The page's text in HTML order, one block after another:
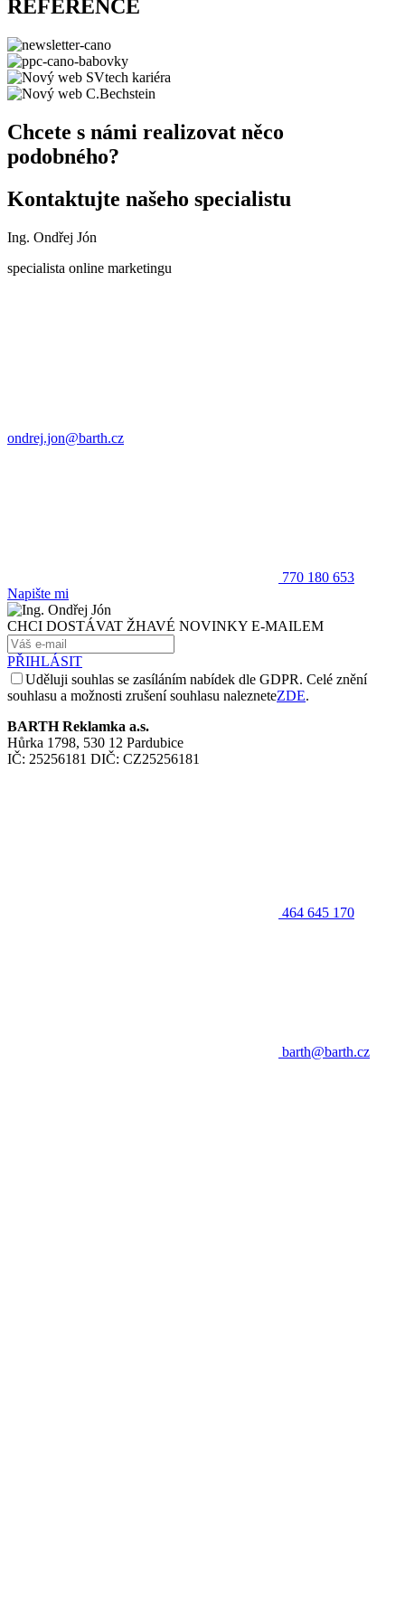
REFERENCE
Chcete s námi realizovat něco
podobného?
Kontaktujte našeho specialistu
Ing. Ondřej Jón
specialista online marketingu
ondrej.jon@barth.cz
770 180 653
Napište mi
CHCI DOSTÁVAT ŽHAVÉ NOVINKY E-MAILEM
PŘIHLÁSIT
Uděluji souhlas se zasíláním nabídek dle GDPR. Celé znění
souhlasu a možnosti zrušení souhlasu nalezneteZDE.
BARTH Reklamka a.s.
Hůrka 1798, 530 12 Pardubice
IČ: 25256181 DIČ: CZ25256181
464 645 170
barth@barth.cz